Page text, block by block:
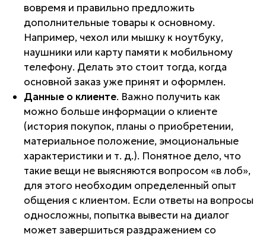
вовремя и правильно предложить
дополнительные товары к основному.
Например, чехол или мышку к ноутбуку,
наушники или карту памяти к мобильному
телефону. Делать это стоит тогда, когда
основной заказ уже принят и оформлен.
Данные о клиенте. Важно получить как
можно больше информации о клиенте
(история покупок, планы о приобретении,
материальное положение, эмоциональные
характеристики и т. д.). Понятное дело, что
такие вещи не выясняются вопросом «в лоб»,
для этого необходим определенный опыт
общения с клиентом. Если ответы на вопросы
односложны, попытка вывести на диалог
может завершиться раздражением со